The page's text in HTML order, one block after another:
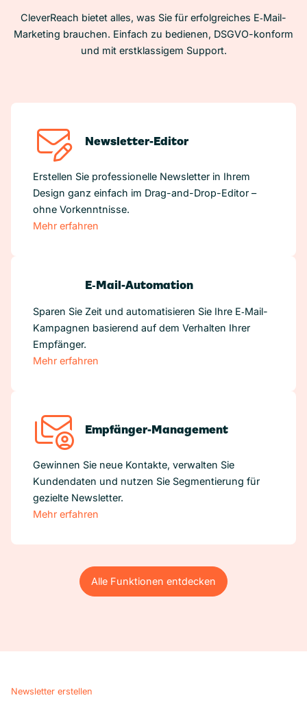
CleverReach bietet alles, was Sie für erfolgreiches E‑Mail-
Marketing brauchen. Einfach zu bedienen, DSGVO-konform
und mit erstklassigem Support.
Newsletter-Editor
Erstellen Sie professionelle Newsletter in Ihrem
Design ganz einfach im Drag-and-Drop-Editor –
ohne Vorkenntnisse.
Mehr erfahren
E‑Mail-Automation
Sparen Sie Zeit und automatisieren Sie Ihre E‑Mail-
Kampagnen basierend auf dem Verhalten Ihrer
Empfänger.
Mehr erfahren
Empfänger-Management
Gewinnen Sie neue Kontakte, verwalten Sie
Kundendaten und nutzen Sie Segmentierung für
gezielte Newsletter.
Mehr erfahren
Alle Funktionen entdecken
Alle Funktionen entdecken
Newsletter erstellen